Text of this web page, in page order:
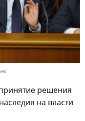
решения
на власти